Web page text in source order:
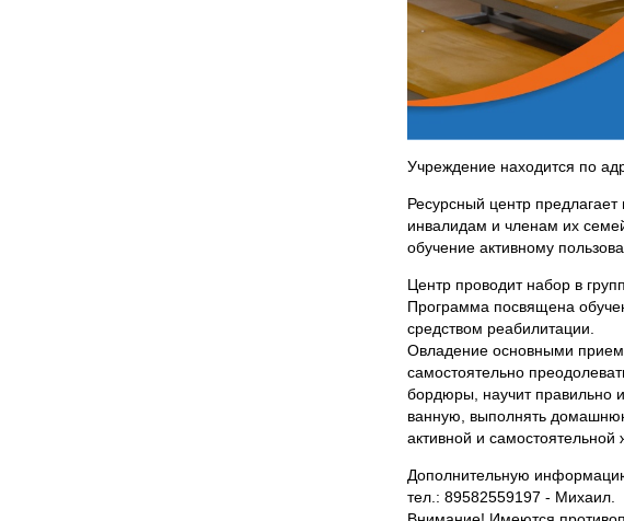
Учреждение находится по
Ресурсный центр
инвалидам и членам их
обучение активному
Центр проводит набор в
Программа посвящена
средством реабилитации.
Овладение основными
самостоятельно
бордюры, научит правильно
ванную, выполнять
активной и самостоятельной
Дополнительную
тел.: 89582559197 - Михаил.